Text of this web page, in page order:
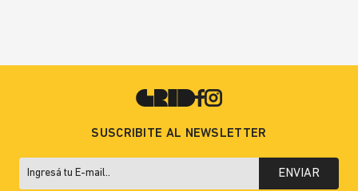
SUSCRIBITE AL NEWSLETTER
ENVIAR